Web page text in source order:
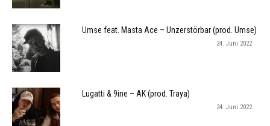
Umse feat. Masta Ace – Unzerstörbar (prod. Umse)
24. Juni 2022
Lugatti & 9ine – AK (prod. Traya)
24. Juni 2022